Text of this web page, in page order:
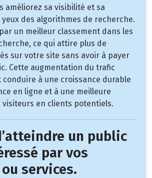
améliorez sa visibilité et sa
des algorithmes de recherche.
un meilleur classement dans les
ce qui attire plus de
sur votre site sans avoir à payer
Cette augmentation du trafic
à une croissance durable
en ligne et à une meilleure
visiteurs en clients potentiels.
un public
par vos
services.